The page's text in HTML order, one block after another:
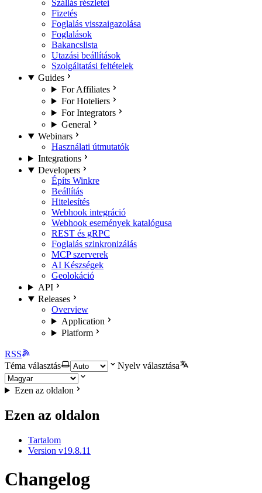
Szállás részletei
Fizetés
Foglalás visszaigazolása
Foglalások
Bakancslista
Utazási beállítások
Szolgáltatási feltételek
Guides
For Affiliates
For Hoteliers
For Integrators
General
Webinars
Használati útmutatók
Integrations
Developers
Építs Winkre
Beállítás
Hitelesítés
Webhook integráció
Webhook események katalógusa
REST és gRPC
Foglalás szinkronizálás
MCP szerverek
AI Készségek
Geolokáció
API
Releases
Overview
Application
Platform
RSS
Téma választás
Nyelv választása
Ezen az oldalon
Ezen az oldalon
Tartalom
Version v19.8.11
Changelog